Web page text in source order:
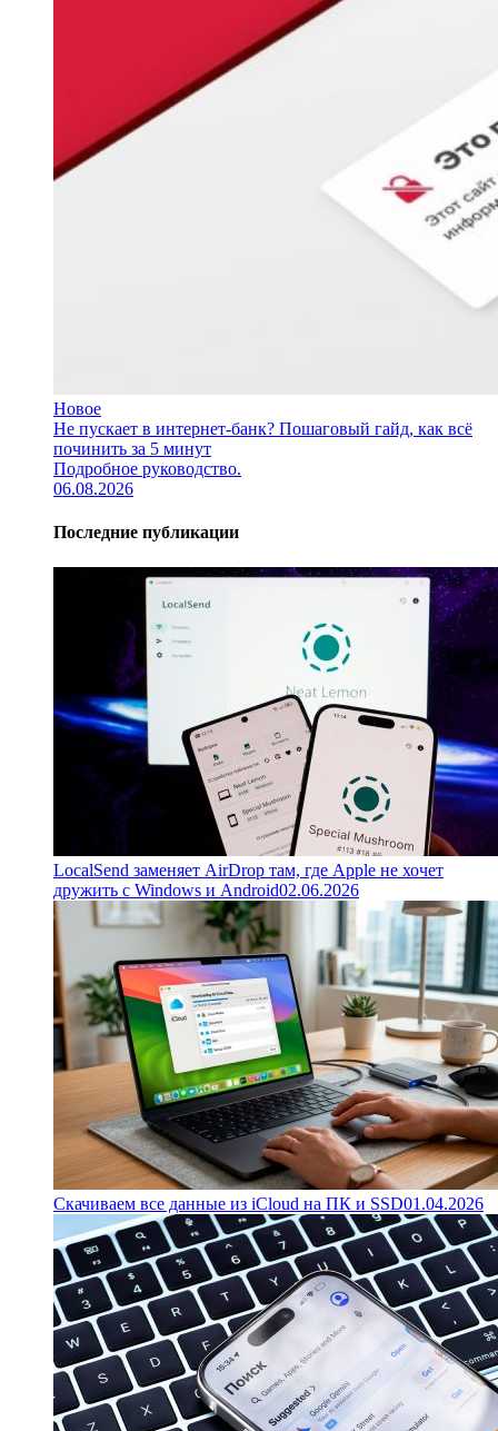
Новое
Не пускает в интернет-банк? Пошаговый гайд, как всё
починить за 5 минут
Подробное руководство.
06.08.2026
Последние публикации
LocalSend заменяет AirDrop там, где Apple не хочет
дружить с Windows и Android02.06.2026
Скачиваем все данные из iCloud на ПК и SSD01.04.2026